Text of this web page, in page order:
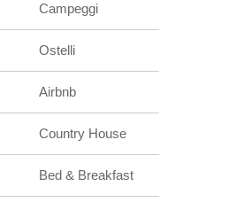
Campeggi
Ostelli
Airbnb
Country House
Bed & Breakfast